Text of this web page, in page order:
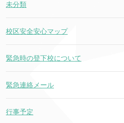
未分類
校区安全安心マップ
緊急時の登下校について
緊急連絡メール
行事予定